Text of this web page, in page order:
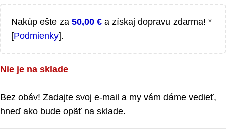
Nakúp ešte za 50,00 € a získaj dopravu zdarma! *
[Podmienky].
Nie je na sklade
Bez obáv! Zadajte svoj e-mail a my vám dáme vedieť,
hneď ako bude opäť na sklade.